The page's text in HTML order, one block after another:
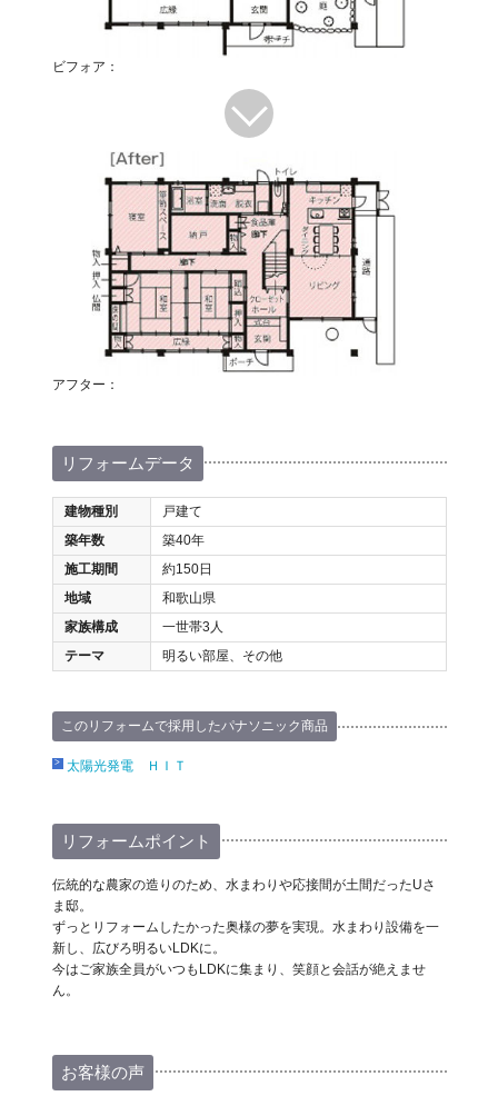
ビフォア：
アフター：
リフォームデータ
建物種別
戸建て
築年数
築40年
施工期間
約150日
地域
和歌山県
家族構成
一世帯3人
テーマ
明るい部屋、その他
このリフォームで採用したパナソニック商品
太陽光発電 ＨＩＴ
リフォームポイント
伝統的な農家の造りのため、水まわりや応接間が土間だったUさ
ま邸。
ずっとリフォームしたかった奥様の夢を実現。水まわり設備を一
新し、広びろ明るいLDKに。
今はご家族全員がいつもLDKに集まり、笑顔と会話が絶えませ
ん。
お客様の声